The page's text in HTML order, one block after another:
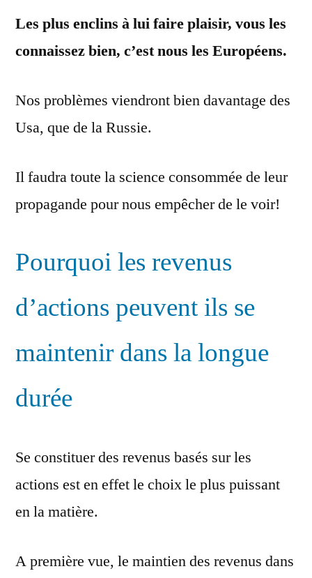
Les plus enclins à lui faire plaisir, vous les
connaissez bien, c’est nous les Européens.
Nos problèmes viendront bien davantage des
Usa, que de la Russie.
Il faudra toute la science consommée de leur
propagande pour nous empêcher de le voir!
Pourquoi les revenus
d’actions peuvent ils se
maintenir dans la longue
durée
Se constituer des revenus basés sur les
actions est en effet le choix le plus puissant
en la matière.
A première vue, le maintien des revenus dans